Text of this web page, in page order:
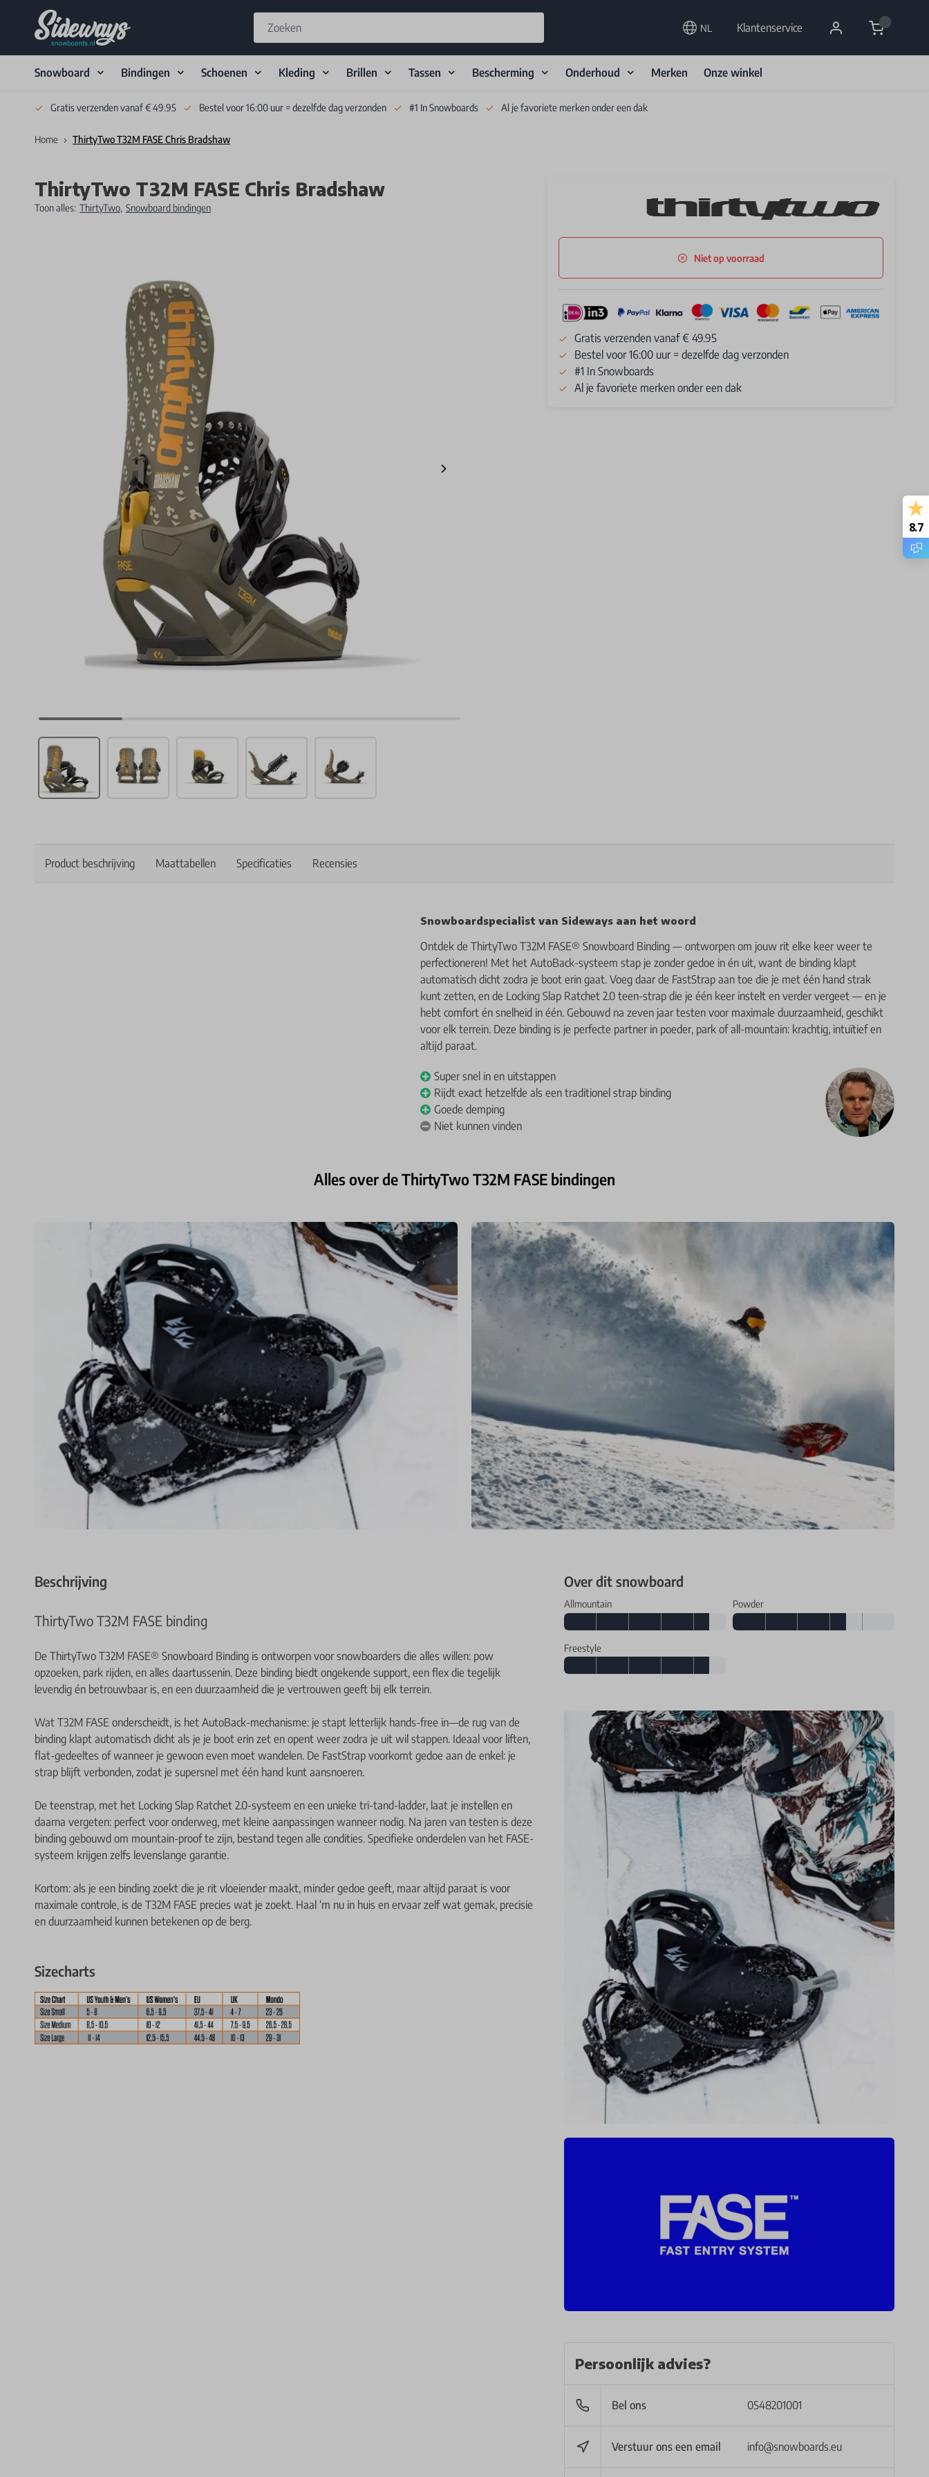
NL Klantenservice Cart
Snowboard Bindingen Schoenen Kleding Brillen Tassen Bescherming Onderhoud Merken Onze winkel
Gratis verzenden vanaf € 49.95 Bestel voor 16:00 uur = dezelfde dag verzonden #1 In Snowboards Al je favoriete merken onder een dak
Home ThirtyTwo T32M FASE Chris Bradshaw
ThirtyTwo T32M FASE Chris Bradshaw
Toon alles: ThirtyTwo, Snowboard bindingen
Niet op voorraad
Gratis verzenden vanaf € 49.95
Bestel voor 16:00 uur = dezelfde dag verzonden
#1 In Snowboards
Al je favoriete merken onder een dak
Product beschrijving Maattabellen Specificaties Recensies
Snowboardspecialist van Sideways aan het woord
Ontdek de ThirtyTwo T32M FASE® Snowboard Binding — ontworpen om jouw rit elke keer weer te
perfectioneren! Met het AutoBack-systeem stap je zonder gedoe in én uit, want de binding klapt
automatisch dicht zodra je boot erin gaat. Voeg daar de FastStrap aan toe die je met één hand strak
kunt zetten, en de Locking Slap Ratchet 2.0 teen-strap die je één keer instelt en verder vergeet — en je
hebt comfort én snelheid in één. Gebouwd na zeven jaar testen voor maximale duurzaamheid, geschikt
voor elk terrein. Deze binding is je perfecte partner in poeder, park of all-mountain: krachtig, intuïtief en
altijd paraat.
Super snel in en uitstappen
Rijdt exact hetzelfde als een traditionel strap binding
Goede demping
Niet kunnen vinden
Alles over de ThirtyTwo T32M FASE bindingen
Beschrijving
ThirtyTwo T32M FASE binding
De ThirtyTwo T32M FASE® Snowboard Binding is ontworpen voor snowboarders die alles willen: pow
opzoeken, park rijden, en alles daartussenin. Deze binding biedt ongekende support, een flex die tegelijk
levendig én betrouwbaar is, en een duurzaamheid die je vertrouwen geeft bij elk terrein.
Wat T32M FASE onderscheidt, is het AutoBack-mechanisme: je stapt letterlijk hands-free in—de rug van de
binding klapt automatisch dicht als je je boot erin zet en opent weer zodra je uit wil stappen. Ideaal voor liften,
flat-gedeeltes of wanneer je gewoon even moet wandelen. De FastStrap voorkomt gedoe aan de enkel: je
strap blijft verbonden, zodat je supersnel met één hand kunt aansnoeren.
De teenstrap, met het Locking Slap Ratchet 2.0-systeem en een unieke tri-tand-ladder, laat je instellen en
daarna vergeten: perfect voor onderweg, met kleine aanpassingen wanneer nodig. Na jaren van testen is deze
binding gebouwd om mountain-proof te zijn, bestand tegen alle condities. Specifieke onderdelen van het FASE-
systeem krijgen zelfs levenslange garantie.
Kortom: als je een binding zoekt die je rit vloeiender maakt, minder gedoe geeft, maar altijd paraat is voor
maximale controle, is de T32M FASE precies wat je zoekt. Haal ‘m nu in huis en ervaar zelf wat gemak, precisie
en duurzaamheid kunnen betekenen op de berg.
Sizecharts
Over dit snowboard
Allmountain Powder
Freestyle
Persoonlijk advies?
Bel ons 0548201001
Verstuur ons een email info@snowboards.eu
8.7